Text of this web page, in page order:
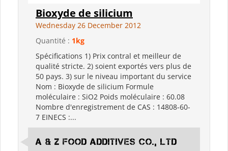
Bioxyde de silicium
Wednesday 26 December 2012
Quantité : 1kg
Spécifications 1) Prix contral et meilleur de
qualité stricte. 2) soient exportés vers plus de
50 pays. 3) sur le niveau important du service
Nom : Bioxyde de silicium Formule
moléculaire : SiO2 Poids moléculaire : 60.08
Nombre d'enregistrement de CAS : 14808-60-
7 EINECS :...
A & Z FOOD ADDITIVES CO., LTD